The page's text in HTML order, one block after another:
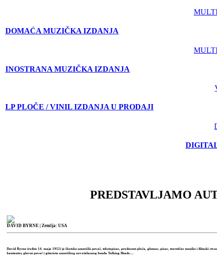
DOMAĆA MUZIČKA IZDANJA
INOSTRANA MUZIČKA IZDANJA
LP PLOČE / VINIL IZDANJA U PRODAJI
PREDSTAVLJAMO
DAVID BYRNE | Zemlja: USA
David Byrne (rođen 14. maja 1952) je škotsko-američki pevač, tekstopisac, producent ploča, glumac, pisac, teoretičar muzike i filmski
kantautor, glavni pevač i gitarista američkog novotalasnog benda Talking Heads....